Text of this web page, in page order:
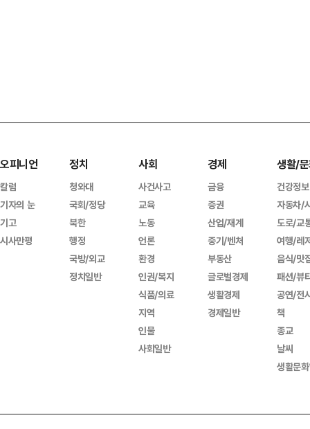
오피니언
칼럼
기자의 눈
기고
시사만평
정치
청와대
국회/정당
북한
행정
국방/외교
정치일반
사회
사건사고
교육
노동
언론
환경
인권/복지
식품/의료
지역
인물
사회일반
경제
금융
증권
산업/재계
중기/벤처
부동산
글로벌경제
생활경제
경제일반
생활/
건강정보
자동차/
도로/교
여행/레
음식/맛
패션/뷰
공연/전
책
종교
날씨
생활문